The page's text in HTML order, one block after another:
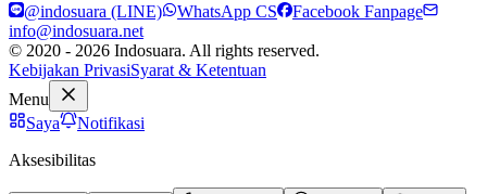
@indosuara (LINE)
WhatsApp CS
Facebook Fanpage
info@indosuara.net
© 2020 - 2026 Indosuara. All rights reserved.
Kebijakan PrivasiSyarat & Ketentuan
Menu
Saya
Notifikasi
Aksesibilitas